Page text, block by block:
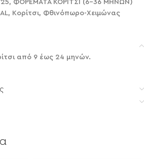
, ΦΟΡΕΜΑΤΑ ΚΟΡΙΤΣΙ (6-36 ΜΗΝΩΝ)
, Κορίτσι, Φθινόπωρο-Χειμώνας
από 9 έως 24 μηνών.